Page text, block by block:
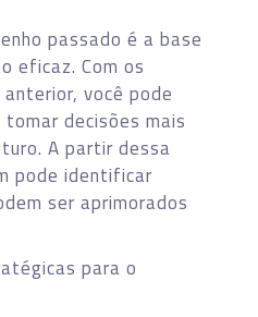
passado é a base
eficaz. Com os
você pode
decisões mais
A partir dessa
pode identificar
ser aprimorados
para o